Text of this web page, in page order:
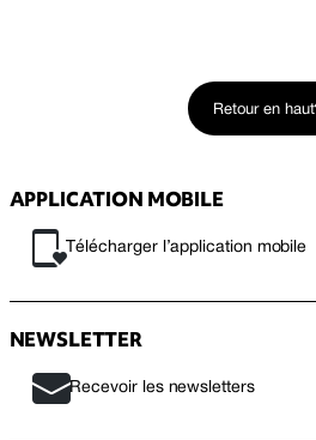
Retour en haut
APPLICATION MOBILE
Télécharger l’application mobile
NEWSLETTER
Recevoir les newsletters